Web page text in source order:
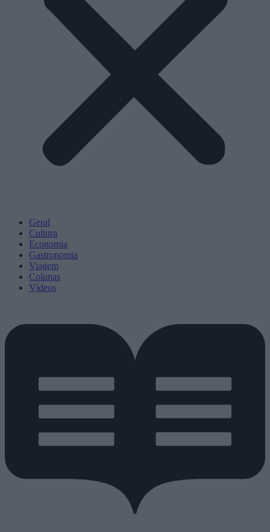
Geral
Cultura
Economia
Gastronomia
Viagem
Colunas
Vídeos